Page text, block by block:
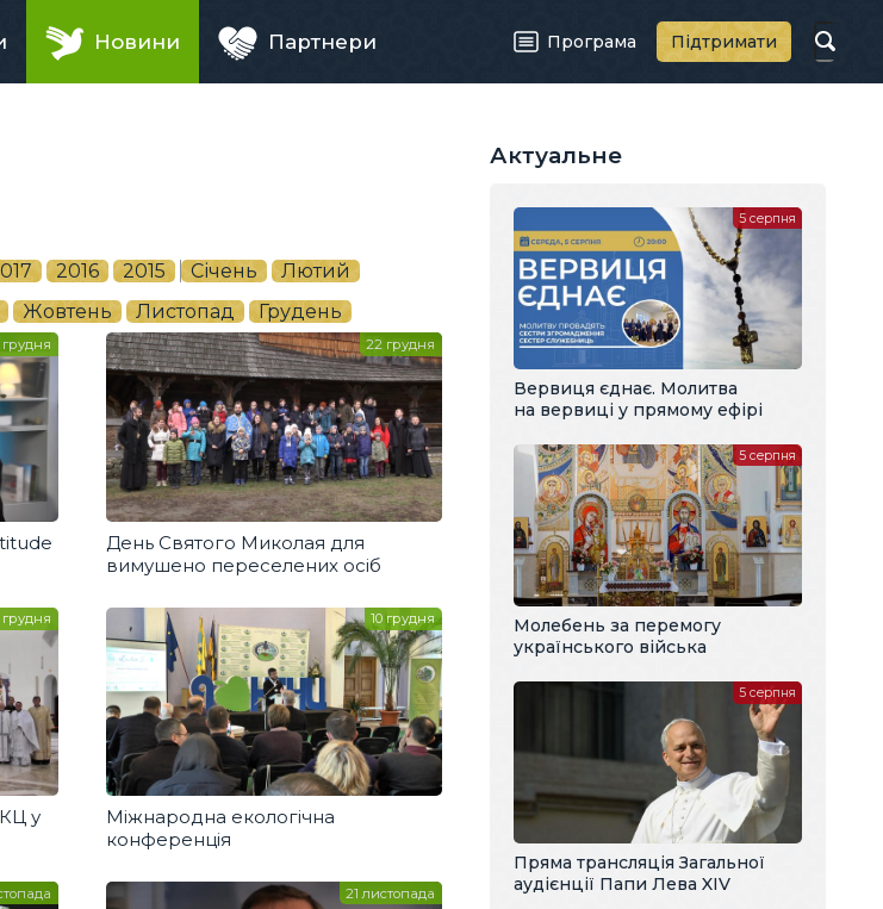
Новини Партнери Програма Підтримати
2016 2015 Січень
Лютий
Жовтень Листопад Грудень
День Святого Миколая для
вимушено переселених осіб
22 грудня
у
грудня
Міжнародна екологічна
конференція
10 грудня
21 листопада
Актуальне
Вервиця єднає. Молитва
на вервиці у прямому ефірі
5 серпня
Молебень за перемогу
українського війська
5 серпня
Пряма трансляція Загальної
аудієнції Папи Лева XIV
5 серпня